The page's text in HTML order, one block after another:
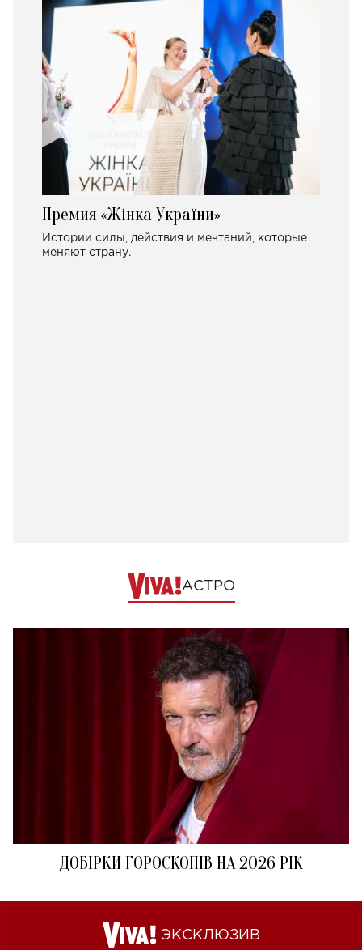
Премия «Жінка України»
Истории силы, действия и мечтаний, которые
меняют страну.
АСТРО
ДОБІРКИ ГОРОСКОПІВ НА 2026 РІК
ЭКСКЛЮЗИВ